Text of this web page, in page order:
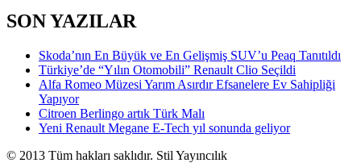
SON YAZILAR
Skoda’nın En Büyük ve En Gelişmiş SUV’u Peaq Tanıtıldı
Türkiye’de “Yılın Otomobili” Renault Clio Seçildi
Alfa Romeo Müzesi Yarım Asırdır Efsanelere Ev Sahipliği
Yapıyor
Citroen Berlingo artık Türk Malı
Yeni Renault Megane E-Tech yıl sonunda geliyor
© 2013 Tüm hakları saklıdır. Stil Yayıncılık